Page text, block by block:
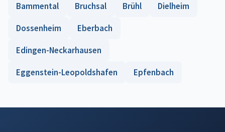
Bammental
Bruchsal Brühl
Dielheim
Dossenheim
Eberbach
Edingen-Neckarhausen
Eggenstein-Leopoldshafen
Epfenbach